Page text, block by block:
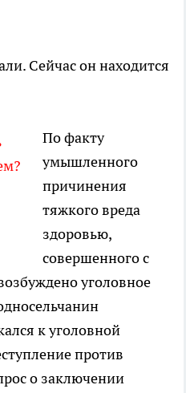
Сейчас он находится
По факту
умышленного
причинения
тяжкого вреда
здоровью,
совершенного с
уголовное
к уголовной
против
о заключении